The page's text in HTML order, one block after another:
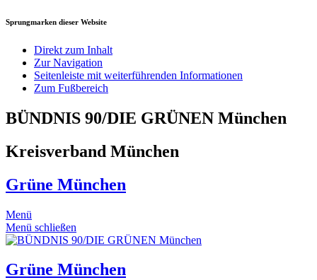
Sprungmarken dieser Website
Direkt zum Inhalt
Zur Navigation
Seitenleiste mit weiterführenden Informationen
Zum Fußbereich
BÜNDNIS 90/DIE GRÜNEN München
Kreisverband München
Grüne München
Menü
Menü schließen
Grüne München